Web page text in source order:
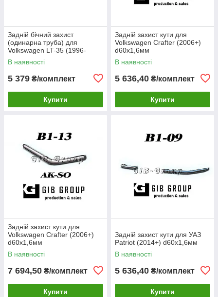
Задній бічний захист
(одинарна труба) для
Volkswagen LT-35 (1996-
2006) d60х1,6мм
В наявності
5 379 ₴/комплект
Купити
Задній захист кути для
Volkswagen Crafter (2006+)
d60х1,6мм
В наявності
5 636,40 ₴/комплект
Купити
Задній захист кути для
Volkswagen Crafter (2006+)
d60х1,6мм
В наявності
7 694,50 ₴/комплект
Купити
Задній захист кути для УАЗ
Patriot (2014+) d60х1,6мм
В наявності
5 636,40 ₴/комплект
Купити